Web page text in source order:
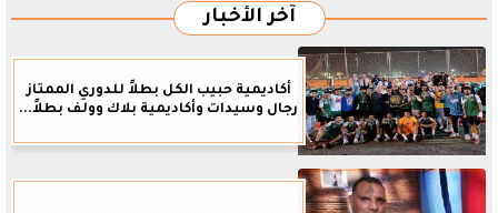
آخر الأخبار
أكاديمية حبيب الكل بطلاً للدوري الممتاز
رجال وسيدات وأكاديمية بلاك وولف بطلاً...